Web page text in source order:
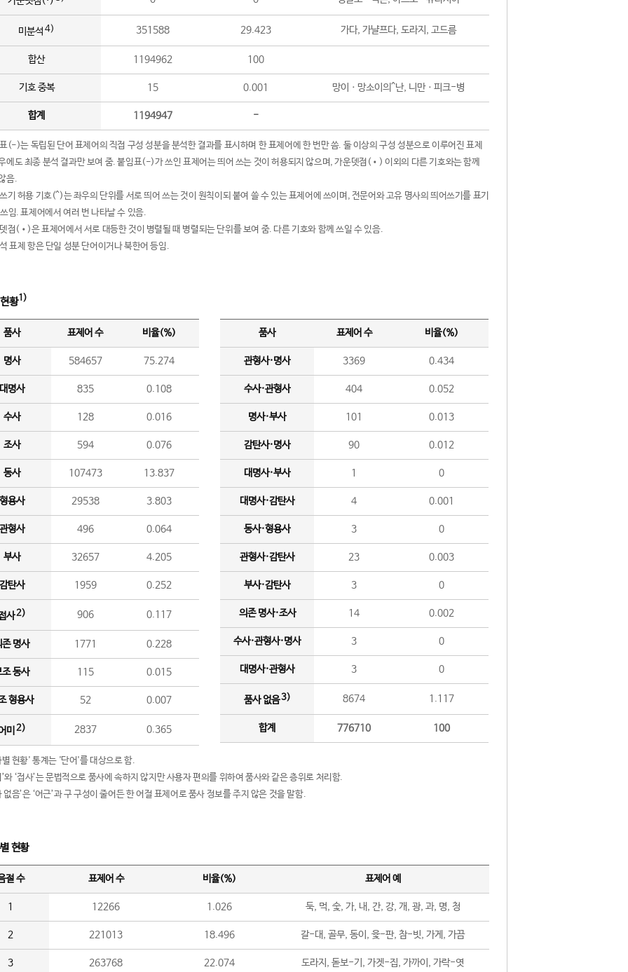
미분석 4) 351588 29.423 가다, 가냘프다, 도라지, 고드름
합산 1194962 100
기호 중복 15 0.001 망이ㆍ망소이의^난, 니만ㆍ피크-병
합계 1194947 -
(-)는 독립된 단어 표제어의 직접 구성 성분을 분석한 결과를 표시하며 한 표제어에 한 번만 씀. 둘 이상의 구성 성분으로 이루어진 표제
에도 최종 분석 결과만 보여 줌. 붙임표(-)가 쓰인 표제어는 띄어 쓰는 것이 허용되지 않으며, 가운뎃점(•) 이외의 다른 기호와는 함께
음.
기 허용 기호(^)는 좌우의 단위를 서로 띄어 쓰는 것이 원칙이되 붙여 쓸 수 있는 표제어에 쓰이며, 전문어와 고유 명사의 띄어쓰기를 표기
임. 표제어에서 여러 번 나타날 수 있음.
점(•)은 표제어에서 서로 대등한 것이 병렬될 때 병렬되는 단위를 보여 줌. 다른 기호와 함께 쓰일 수 있음.
표제 항은 단일 성분 단어이거나 북한어 등임.
황1)
품사 표제어 수 비율(%)
명사 584657 75.274
명사 835 0.108
수사 128 0.016
조사 594 0.076
동사 107473 13.837
용사 29538 3.803
형사 496 0.064
부사 32657 4.205
탄사 1959 0.252
사2) 906 0.117
존 명사 1771 0.228
조 동사 115 0.015
형용사 52 0.007
미 2) 2837 0.365
품사 표제어 수 비율(%)
관형사·명사 3369 0.434
수사·관형사 404 0.052
명사·부사 101 0.013
감탄사·명사 90 0.012
대명사·부사 1 0
대명사·감탄사 4 0.001
동사·형용사 3 0
관형사·감탄사 23 0.003
부사·감탄사 3 0
의존 명사·조사 14 0.002
수사·관형사·명사 3 0
대명사·관형사 3 0
품사 없음3) 8674 1.117
합계 776710 100
현황' 통계는 '단어'를 대상으로 함.
와 ‘접사’는 문법적으로 품사에 속하지 않지만 사용자 편의를 위하여 품사와 같은 층위로 처리함.
없음’은 ‘어근’과 구 구성이 줄어든 한 어절 표제어로 품사 정보를 주지 않은 것을 말함.
현황
절 수 표제어 수 비율(%) 표제어 예
1 12266 1.026 둑, 먹, 숯, 가, 내, 간, 강, 개, 광, 과, 명, 청
2 221013 18.496 갈-대, 골무, 동이, 윷-판, 참-빗, 가게, 가끔
3 263768 22.074 도라지, 돋보-기, 가겟-집, 가까이, 가락-엿